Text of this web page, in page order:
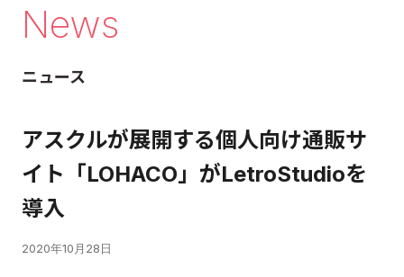
News
ニュース
アスクルが展開する個人向け通販サ
イト「LOHACO」がLetroStudioを
導入
2020年10月28日